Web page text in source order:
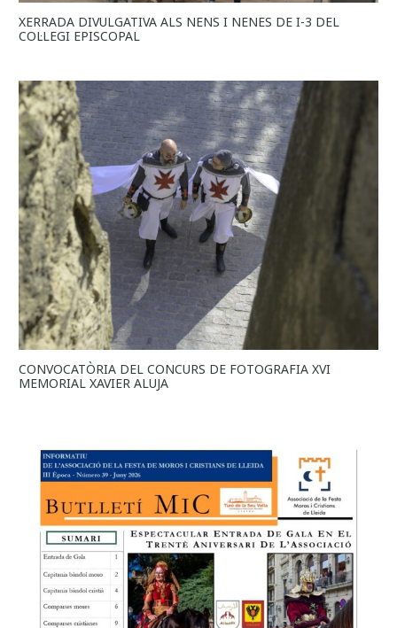
XERRADA DIVULGATIVA ALS NENS I NENES DE I-3 DEL
COL·LEGI EPISCOPAL
CONVOCATÒRIA DEL CONCURS DE FOTOGRAFIA XVI
MEMORIAL XAVIER ALUJA